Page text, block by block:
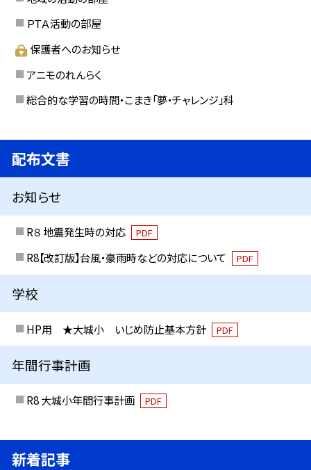
ＰＴＡ活動の部屋
保護者へのお知らせ
アニモのれんらく
総合的な学習の時間・こまき「夢・チャレンジ」科
配布文書
お知らせ
R８ 地震発生時の対応 PDF
R8【改訂版】台風・豪雨時などの対応について PDF
学校
HP用 ★大城小 いじめ防止基本方針 PDF
年間行事計画
R8 大城小年間行事計画 PDF
新着記事